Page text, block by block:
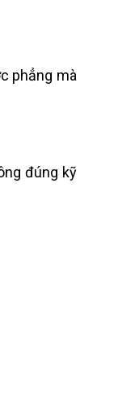
phẳng mà
đúng kỹ